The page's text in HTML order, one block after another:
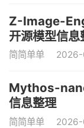
Z-Image-
开源模型信息
简简单单
Mythos-
信息整理
简简单单